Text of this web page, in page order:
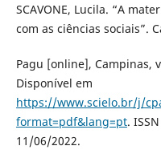
SCAVONE, Lucila. “A
com as ciências sociais”.
Pagu [online], Campinas,
Disponível em
https://www.scielo.br/j/
format=pdf&lang=pt.
11/06/2022.